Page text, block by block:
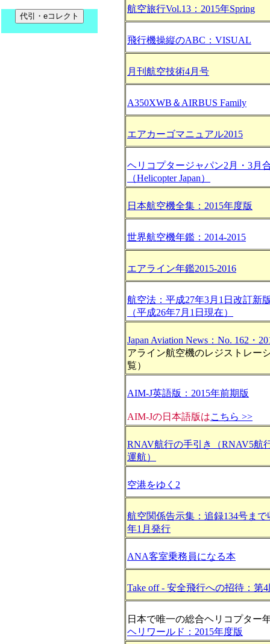
航空旅行Vol.13：2015年Spring
飛行機操縦のABC：VISUAL
月刊航空技術4月号
A350XWB＆AIRBUS Family
エアカーゴマニュアル2015
ヘリコプタージャパン2月・3月
（Helicopter Japan）
日本航空機全集：2015年度版
世界航空機年鑑：2014-2015
エアライン年鑑2015-2016
航空法：平成27年3月1日改訂新
（平成26年7月1日現在）
Japan Aviation News：No. 162・
アライン航空機のレジストレー
覧）
AIM-J英語版：2015年前期版
AIM-Jの日本語版はこちら >>
RNAV航行の手引き（RNAV5航
運航）
空港をゆく2
航空関係告示集：追録134号まで
年1月発行
ANA客室乗務員になる本
Take off - 安全飛行への招待：第
日本で唯一の総合ヘリコプター
ヘリワールド：2015年度版